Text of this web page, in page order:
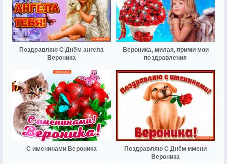
Поздравляю С Днём ангела
Вероника
Вероника, милая, прими мои
поздравления
С именинами Вероника
Поздравляю С Днём имени
Вероника